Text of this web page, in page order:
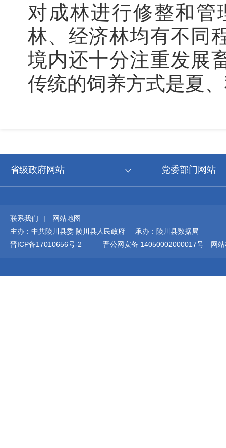
对成林进行修整和管
林、经济林均有不同
境内还十分注重发展
传统的饲养方式是夏
省级政府网站 党委部门网站
联系我们 |
网站地图
主办：中共陵川县委 陵川县人民政府 承办：陵川县数据局
晋ICP备17010656号-2
晋公网安备 14050002000017号 网